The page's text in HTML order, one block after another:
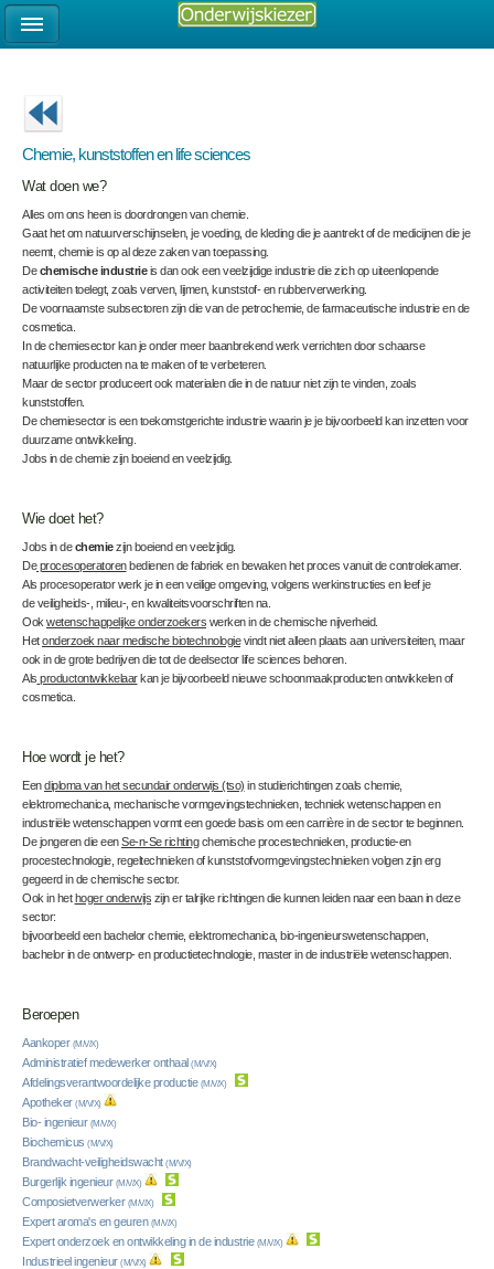
Chemie, kunststoffen en life sciences
Wat doen we?
Alles om ons heen is doordrongen van chemie.
Gaat het om natuurverschijnselen, je voeding, de kleding die je aantrekt of de medicijnen die je
neemt, chemie is op al deze zaken van toepassing.
Dechemische industrieis dan ook een veelzijdige industrie die zich op uiteenlopende
activiteiten toelegt, zoals verven, lijmen, kunststof- en rubberverwerking.
De voornaamste subsectoren zijn die van de petrochemie, de farmaceutische industrie en de
cosmetica.
In de chemiesector kan je onder meer baanbrekend werk verrichten door schaarse
natuurlijke producten na te maken of te verbeteren.
Maar de sector produceert ook materialen die in de natuur niet zijn te vinden, zoals
kunststoffen.
De chemiesector is een toekomstgerichte industrie waarin je je bijvoorbeeld kan inzetten voor
duurzame ontwikkeling.
Jobs in de chemie zijn boeiend en veelzijdig.
Wie doet het?
Jobs in dechemiezijn boeiend en veelzijdig.
Deprocesoperatorenbedienen de fabriek en bewaken het proces vanuit de controlekamer.
Als procesoperator werk je in een veilige omgeving, volgens werkinstructies en leef je
de veiligheids-, milieu-, en kwaliteitsvoorschriften na.
Ook wetenschappelijke onderzoekers werken in de chemische nijverheid.
Hetonderzoek naar medische biotechnologievindt niet alleen plaats aan universiteiten, maar
ook in de grote bedrijven die tot de deelsector life sciences behoren.
Als productontwikkelaarkan je bijvoorbeeld nieuwe schoonmaakproducten ontwikkelen of
cosmetica.
Hoe wordt je het?
Eendiploma van het secundair onderwijs (tso) in studierichtingen zoals chemie,
elektromechanica, mechanische vormgevingstechnieken, techniek wetenschappen en
industriële wetenschappen vormt een goede basis om een carrière in de sector te beginnen.
De jongeren die eenSe-n-Se richtingchemische procestechnieken, productie-en
procestechnologie, regeltechnieken of kunststofvormgevingstechnieken volgen zijn erg
gegeerd in de chemische sector.
Ook in het hoger onderwijs zijn er talrijke richtingen die kunnen leiden naar een baan in deze
sector:
bijvoorbeeld een bachelor chemie, elektromechanica, bio-ingenieurswetenschappen,
bachelor in de ontwerp- en productietechnologie, master in de industriële wetenschappen.
Beroepen
Aankoper (M/V/X)
Administratief medewerker onthaal (M/V/X)
Afdelingsverantwoordelijke productie (M/V/X)
Apotheker (M/V/X)
Bio- ingenieur (M/V/X)
Biochemicus (M/V/X)
Brandwacht-veiligheidswacht (M/V/X)
Burgerlijk ingenieur (M/V/X)
Composietverwerker (M/V/X)
Expert aroma's en geuren (M/V/X)
Expert onderzoek en ontwikkeling in de industrie (M/V/X)
Industrieel ingenieur (M/V/X)